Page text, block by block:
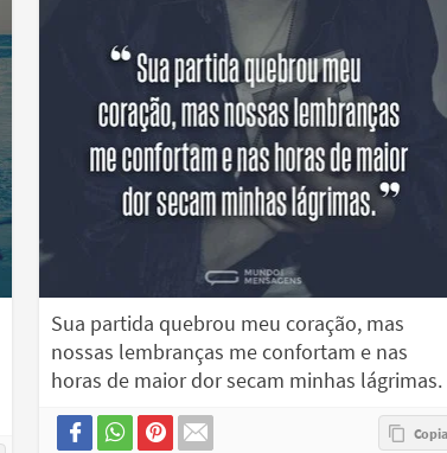
Sua partida quebrou meu coração, mas
nossas lembranças me confortam e nas
horas de maior dor secam minhas lágrimas.